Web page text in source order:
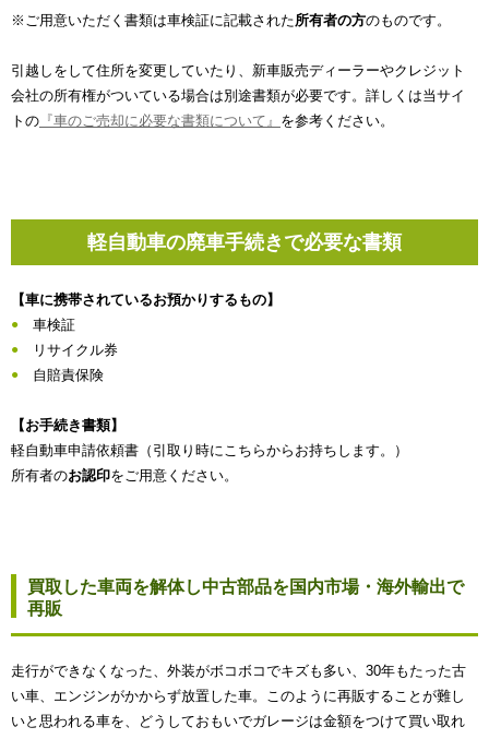
※ご用意いただく書類は車検証に記載された所有者の方のものです。
引越しをして住所を変更していたり、新車販売ディーラーやクレジット
会社の所有権がついている場合は別途書類が必要です。詳しくは当サイ
トの 『車のご売却に必要な書類について』 を参考ください。
軽自動車の廃車手続きで必要な書類
【車に携帯されているお預かりするもの】
車検証
リサイクル券
自賠責保険
【お手続き書類】
軽自動車申請依頼書（引取り時にこちらからお持ちします。）
所有者のお認印をご用意ください。
買取した車両を解体し中古部品を国内市場・海外輸出で
再販
走行ができなくなった、外装がボコボコでキズも多い、30年もたった古
い車、エンジンがかからず放置した車。このように再販することが難し
いと思われる車を、どうしておもいでガレージは金額をつけて買い取れ